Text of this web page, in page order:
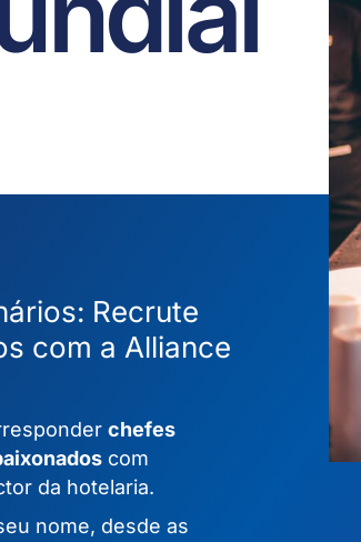
Recrute
com a Alliance
chefes
com
da hotelaria.
nome, desde as